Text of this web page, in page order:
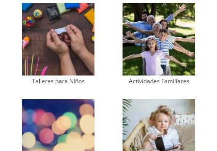
Talleres para Niños Actividades Familiares